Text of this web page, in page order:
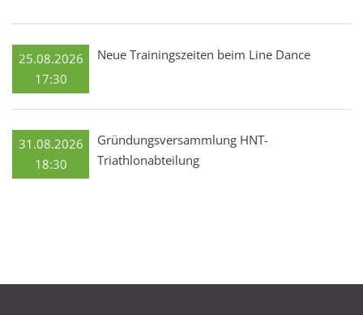
25.08.2026
17:30
Neue Trainingszeiten beim Line Dance
31.08.2026
18:30
Gründungsversammlung HNT-
Triathlonabteilung